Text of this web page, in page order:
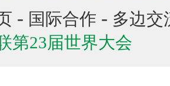
- 国际合作 - 多边交
第23届世界大会